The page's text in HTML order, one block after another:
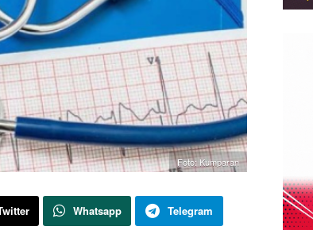
Foto: Kumparan
Whatsapp Telegram